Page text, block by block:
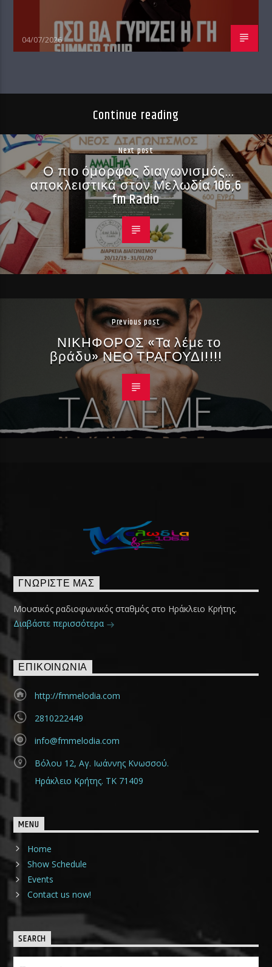
04/07/2026
Continue reading
Next post
Ο πιο όμορφος διαγωνισμός…
αποκλειστικά στον Μελωδία 106,6
fm Radio
Previous post
ΝΙΚΗΦΟΡΟΣ «Τα λέμε το
βράδυ» ΝΕΟ ΤΡΑΓΟΥΔΙ!!!!
ΓΝΩΡΊΣΤΕ ΜΑΣ
Μουσικός ραδιοφωνικός σταθμός στο Ηράκλειο Κρήτης.
Διαβάστε περισσότερα
ΕΠΙΚΟΙΝΩΝΊΑ
http://fmmelodia.com
2810222449
info@fmmelodia.com
Βόλου 12, Αγ. Ιωάννης Κνωσσού.
Ηράκλειο Κρήτης. ΤΚ 71409
MENU
Home
Show Schedule
Events
Contact us now!
SEARCH